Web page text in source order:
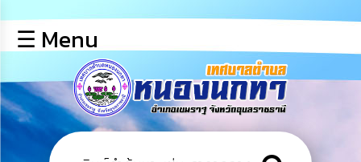
หลัก
ข้อมูล
พื้น
ฐาน
☰ Menu